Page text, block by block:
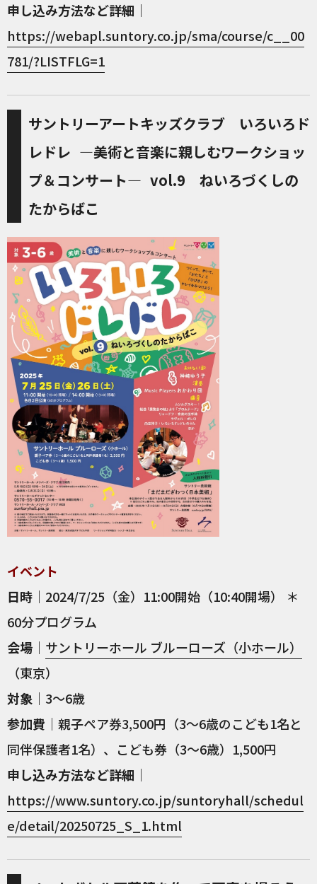
申し込み方法など詳細 ｜
https://webapl.suntory.co.jp/sma/course/c__00
781/?LISTFLG=1
サントリーアートキッズクラブ いろいろド
レドレ ―美術と音楽に親しむワークショッ
プ＆コンサート― vol.9 ねいろづくしの
たからばこ
イベント
日時 ｜2024/7/25（金）11:00開始（10:40開場） ＊
60分プログラム
会場 ｜ サントリーホール ブルーローズ（小ホール）
（東京）
対象 ｜3～6歳
参加費 ｜親子ペア券3,500円（3～6歳のこども1名と
同伴保護者1名）、こども券（3～6歳）1,500円
申し込み方法など詳細 ｜
https://www.suntory.co.jp/suntoryhall/schedul
e/detail/20250725_S_1.html